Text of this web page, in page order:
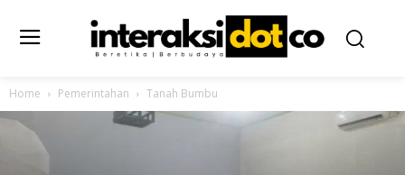
Home Pemerintahan Tanah Bumbu